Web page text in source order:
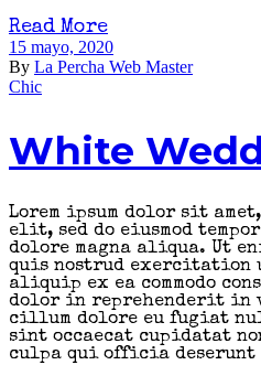
Read More
15 mayo, 2020
By La Percha Web Master
Chic
White
Lorem ipsum dolor sit
elit, sed do eiusmod
dolore magna aliqua. Ut
quis nostrud
aliquip ex ea commodo
dolor in reprehenderit in
cillum dolore eu fugiat
sint occaecat cupidatat
culpa qui officia